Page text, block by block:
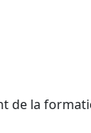
de la